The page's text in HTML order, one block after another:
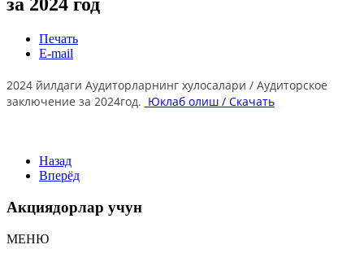
за 2024 год
Печать
E-mail
2024 йилдаги Аудиторларнинг хулосалари / Аудиторское
заключение за 2024год. Юклаб олиш / Скачать
Назад
Вперёд
Акциядорлар учун
МЕНЮ